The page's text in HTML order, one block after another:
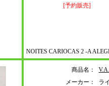
[予約販売]
NOITES CARIOCAS 2 -A
商品名：
メーカー：
ラ